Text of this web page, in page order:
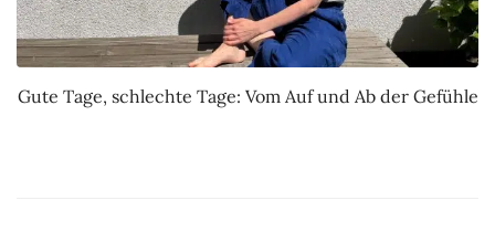
Gute Tage, schlechte Tage: Vom Auf und Ab der Gefühle